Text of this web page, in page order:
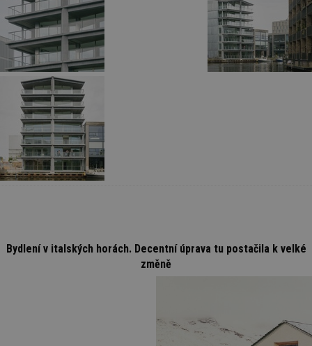
Bydlení v italských horách. Decentní úprava tu postačila k velké
změně